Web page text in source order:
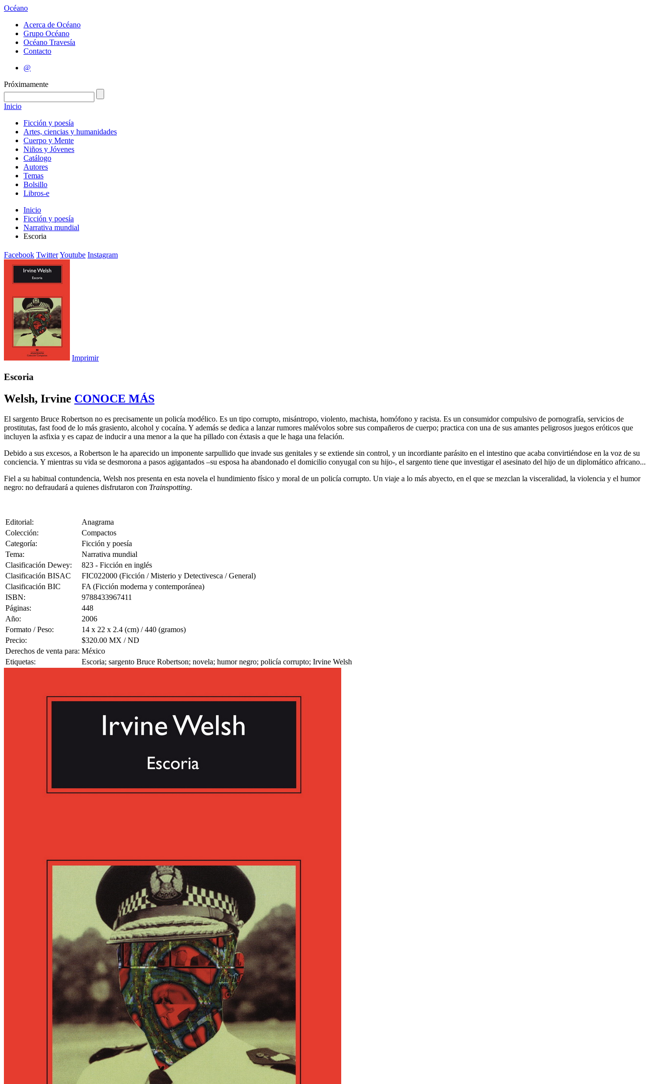
Océano
Acerca de Océano
Grupo Océano
Océano Travesía
Contacto
@
Próximamente
Inicio
Ficción y poesía
Artes, ciencias y humanidades
Cuerpo y Mente
Niños y Jóvenes
Catálogo
Autores
Temas
Bolsillo
Libros-e
Inicio
Ficción y poesía
Narrativa mundial
Escoria
Facebook TwitterYoutube Instagram
Imprimir
Escoria
Welsh, Irvine CONOCE MÁS
El sargento Bruce Robertson no es precisamente un policía modélico. Es un tipo corrupto, misántropo, violento, machista, homófono y racista. Es un consumidor compulsivo de pornografía, servicios de
prostitutas, fast food de lo más grasiento, alcohol y cocaína. Y además se dedica a lanzar rumores malévolos sobre sus compañeros de cuerpo; practica con una de sus amantes peligrosos juegos eróticos que
incluyen la asfixia y es capaz de inducir a una menor a la que ha pillado con éxtasis a que le haga una felación.
Debido a sus excesos, a Robertson le ha aparecido un imponente sarpullido que invade sus genitales y se extiende sin control, y un incordiante parásito en el intestino que acaba convirtiéndose en la voz de su
conciencia. Y mientras su vida se desmorona a pasos agigantados –su esposa ha abandonado el domicilio conyugal con su hijo-, el sargento tiene que investigar el asesinato del hijo de un diplomático africano...
Fiel a su habitual contundencia, Welsh nos presenta en esta novela el hundimiento físico y moral de un policía corrupto. Un viaje a lo más abyecto, en el que se mezclan la visceralidad, la violencia y el humor
negro: no defraudará a quienes disfrutaron con Trainspotting.
Editorial:
Anagrama
Colección:
Compactos
Categoría:
Ficción y poesía
Tema:
Narrativa mundial
Clasificación Dewey:
823 - Ficción en inglés
Clasificación BISAC
FIC022000 (Ficción / Misterio y Detectivesca / General)
Clasificación BIC
FA (Ficción moderna y contemporánea)
ISBN:
9788433967411
Páginas:
448
Año:
2006
Formato / Peso:
14 x 22 x 2.4 (cm) / 440 (gramos)
Precio:
$320.00 MX / ND
Derechos de venta para: México
Etiquetas:
Escoria; sargento Bruce Robertson; novela; humor negro; policía corrupto; Irvine Welsh